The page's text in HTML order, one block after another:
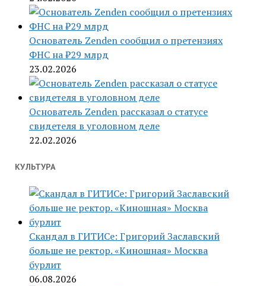
Основатель Zenden сообщил о претензиях
ФНС на ₽29 млрд
23.02.2026
Основатель Zenden рассказал о статусе
свидетеля в уголовном деле
22.02.2026
КУЛЬТУРА
Скандал в ГИТИСе: Григорий Заславский
больше не ректор. «Киношная» Москва
бурлит
06.08.2026